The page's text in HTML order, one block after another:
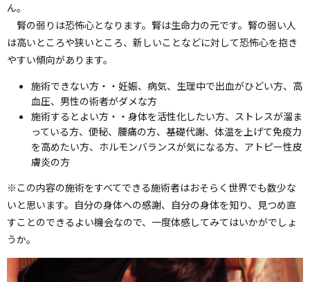
ん。
腎の弱りは恐怖心となります。腎は生命力の元です。腎の弱い人
は高いところや狭いところ、新しいことなどに対して恐怖心を抱き
やすい傾向があります。
施術できない方・・妊娠、病気、生理中で出血がひどい方、高
血圧、男性の術者がダメな方
施術するとよい方・・身体を活性化したい方、ストレスが溜ま
っている方、便秘、腰痛の方、基礎代謝、体温を上げて免疫力
を高めたい方、ホルモンバランスが気になる方、アトピー性皮
膚炎の方
※この内容の施術をすべてできる施術者はおそらく世界でも数少な
いと思います。自分の身体への感謝、自分の身体を知り、見つめ直
すことのできるよい機会なので、一度体感してみてはいかがでしょ
うか。